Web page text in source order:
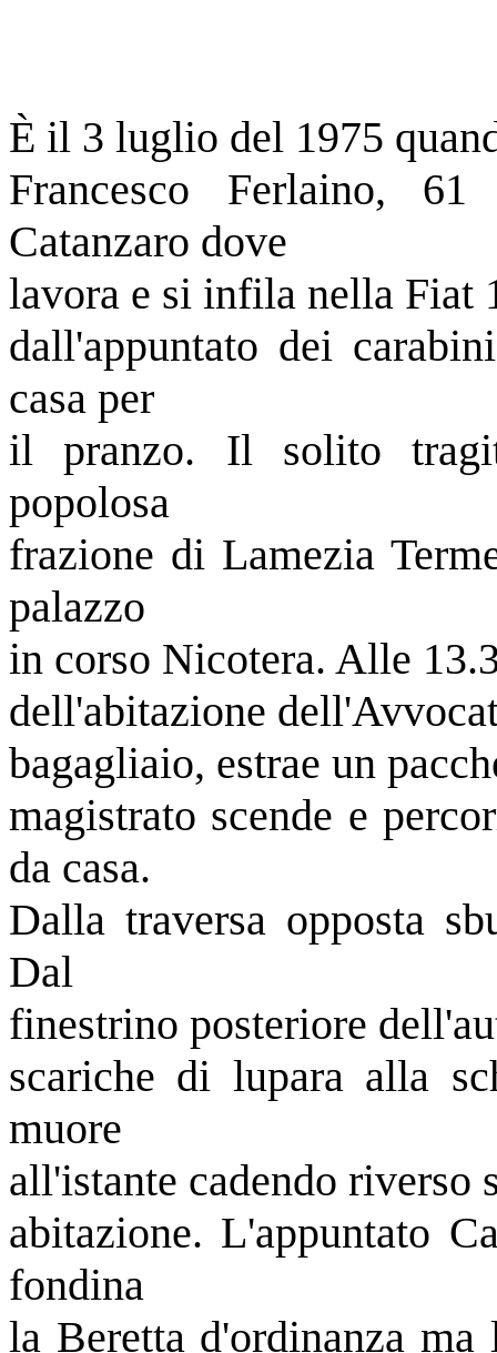
È il 3 luglio del 1975
Francesco Ferlaino,
Catanzaro dove
lavora e si infila nella Fiat
dall'appuntato dei
casa per
il pranzo. Il solito
popolosa
frazione di Lamezia
palazzo
in corso Nicotera. Alle
dell'abitazione
bagagliaio, estrae un
magistrato scende e
da casa.
Dalla traversa opposta
Dal
finestrino posteriore
scariche di lupara alla
muore
all'istante cadendo riverso
abitazione. L'appuntato
fondina
la Beretta d'ordinanza